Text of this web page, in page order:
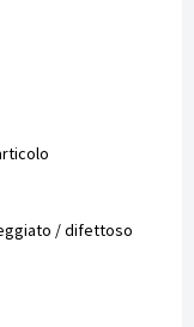
/ difettoso